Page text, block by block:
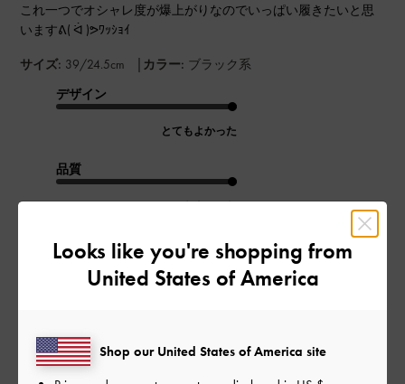
これ一つでオシャレ度が爆上がりなのでいっぱい履きたいと思
いますᕕ( ᐛ )ᕗﾜｯｼｮｲ
サイズ: 39/24.5cm | カラー: ブラック系
デザイン
とてもよかった
品質
とてもよかった
もっと見る
Looks like you're shopping from
United States of America
Shop our United States of America site